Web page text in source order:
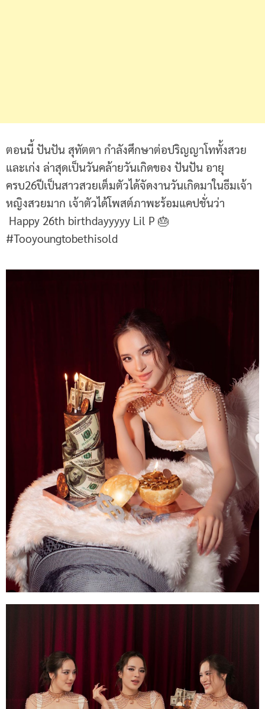
ตอนนี้ ปันปัน สุทัตตา กำลังศึกษาต่อปริญญาโททั้งสวย
และเก่ง ล่าสุดเป็นวันคล้ายวันเกิดของ ปันปัน อายุ
ครบ26ปีเป็นสาวสวยเต็มตัวได้จัดงานวันเกิดมาในธีมเจ้า
หญิงสวยมาก เจ้าตัวได้โพสต์ภาพะร้อมแคปชั่นว่า
Happy 26th birthdayyyyy Lil P 🎂
#Tooyoungtobethisold